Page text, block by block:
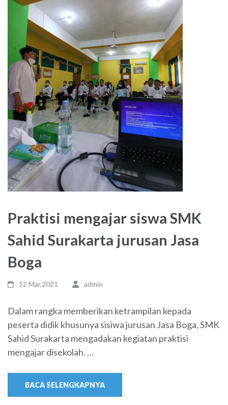
Praktisi mengajar siswa SMK
Sahid Surakarta jurusan Jasa
Boga
12 Mar,2021 admin
Dalam rangka memberikan ketrampilan kepada
peserta didik khusunya sisiwa jurusan Jasa Boga, SMK
Sahid Surakarta mengadakan kegiatan praktisi
mengajar disekolah. …
BACA SELENGKAPNYA